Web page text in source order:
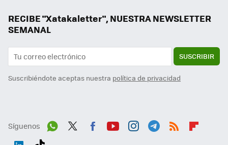
RECIBE "Xatakaletter", NUESTRA NEWSLETTER
SEMANAL
SUSCRIBIR
Suscribiéndote aceptas nuestra política de privacidad
Síguenos